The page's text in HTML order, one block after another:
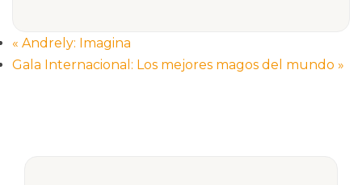
« Andrely: Imagina
Gala Internacional: Los mejores magos del mundo »